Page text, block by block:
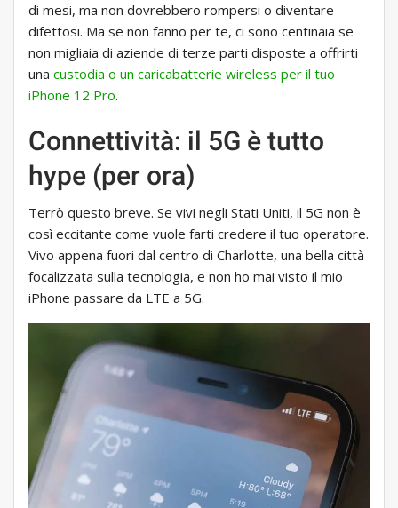
di mesi, ma non dovrebbero rompersi o diventare
difettosi. Ma se non fanno per te, ci sono centinaia se
non migliaia di aziende di terze parti disposte a offrirti
una custodia o un caricabatterie wireless per il tuo
iPhone 12 Pro.
Connettività: il 5G è tutto
hype (per ora)
Terrò questo breve. Se vivi negli Stati Uniti, il 5G non è
così eccitante come vuole farti credere il tuo operatore.
Vivo appena fuori dal centro di Charlotte, una bella città
focalizzata sulla tecnologia, e non ho mai visto il mio
iPhone passare da LTE a 5G.